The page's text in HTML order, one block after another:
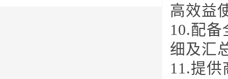
高效益
10.配
细及汇
11.提